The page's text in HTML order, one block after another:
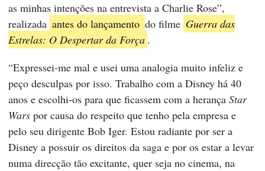
as minhas intenções na entrevista a Charlie Rose”,
realizada antes do lançamento do filme Guerra das
Estrelas: O Despertar da Força .
“Expressei-me mal e usei uma analogia muito infeliz e
peço desculpas por isso. Trabalho com a Disney há 40
anos e escolhi-os para que ficassem com a herançaStar
Wars por causa do respeito que tenho pela empresa e
pelo seu dirigente Bob Iger. Estou radiante por ser a
Disney a possuir os direitos da saga e por os estar a levar
numa direcção tão excitante, quer seja no cinema, na